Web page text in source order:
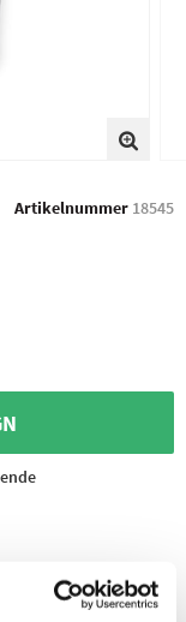
Artikelnummer 18545